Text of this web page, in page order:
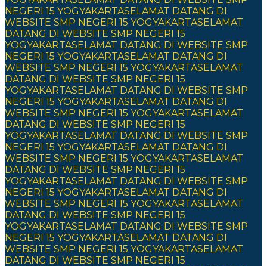
NEGERI 15 YOGYAKARTASELAMAT DATANG DI
WEBSITE SMP NEGERI 15 YOGYAKARTASELAMAT
DATANG DI WEBSITE SMP NEGERI 15
YOGYAKARTASELAMAT DATANG DI WEBSITE SMP
NEGERI 15 YOGYAKARTASELAMAT DATANG DI
WEBSITE SMP NEGERI 15 YOGYAKARTASELAMAT
DATANG DI WEBSITE SMP NEGERI 15
YOGYAKARTASELAMAT DATANG DI WEBSITE SMP
NEGERI 15 YOGYAKARTASELAMAT DATANG DI
WEBSITE SMP NEGERI 15 YOGYAKARTASELAMAT
DATANG DI WEBSITE SMP NEGERI 15
YOGYAKARTASELAMAT DATANG DI WEBSITE SMP
NEGERI 15 YOGYAKARTASELAMAT DATANG DI
WEBSITE SMP NEGERI 15 YOGYAKARTASELAMAT
DATANG DI WEBSITE SMP NEGERI 15
YOGYAKARTASELAMAT DATANG DI WEBSITE SMP
NEGERI 15 YOGYAKARTASELAMAT DATANG DI
WEBSITE SMP NEGERI 15 YOGYAKARTASELAMAT
DATANG DI WEBSITE SMP NEGERI 15
YOGYAKARTASELAMAT DATANG DI WEBSITE SMP
NEGERI 15 YOGYAKARTASELAMAT DATANG DI
WEBSITE SMP NEGERI 15 YOGYAKARTASELAMAT
DATANG DI WEBSITE SMP NEGERI 15